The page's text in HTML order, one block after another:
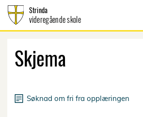
Strinda
videregående skole
Skjema
Søknad om fri fra opplæringen